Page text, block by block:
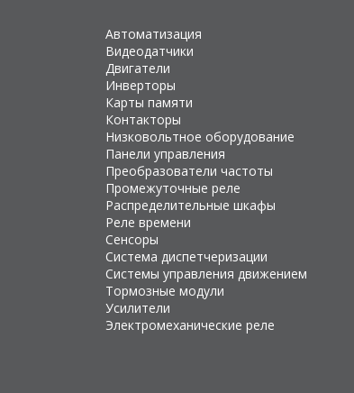
Автоматизация
Видеодатчики
Двигатели
Инверторы
Карты памяти
Контакторы
Низковольтное оборудование
Панели управления
Преобразователи частоты
Промежуточные реле
Распределительные шкафы
Реле времени
Сенсоры
Система диспетчеризации
Системы управления движением
Тормозные модули
Усилители
Электромеханические реле